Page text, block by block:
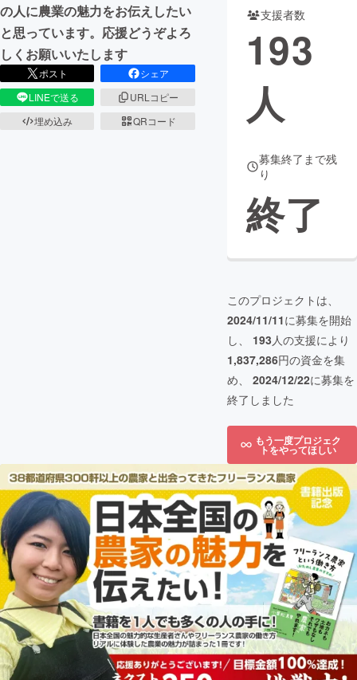
の人に農業の魅力をお伝えしたい
と思っています。応援どうぞよろ
しくお願いいたします
ポスト
シェア
LINEで送る
URLコピー
埋め込み
QRコード
支援者数
193
人
募集終了まで残
り
終了
このプロジェクトは、
2024/11/11に募集を開始
し、 193人の支援により
1,837,286円の資金を集
め、 2024/12/22に募集を
終了しました
もう一度プロジェク
トをやってほしい